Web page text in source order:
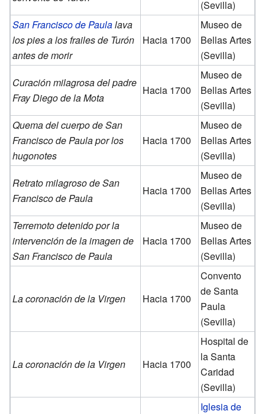
(Sevilla)
San Francisco de Paulalava
los pies a los frailes de Turón
antes de morir
Hacia 1700
Museo de
Bellas Artes
(Sevilla)
Curación milagrosa del padre
Fray Diego de la Mota
Hacia 1700
Museo de
Bellas Artes
(Sevilla)
Quema del cuerpo de San
Francisco de Paula por los
hugonotes
Hacia 1700
Museo de
Bellas Artes
(Sevilla)
Retrato milagroso de San
Francisco de Paula
Hacia 1700
Museo de
Bellas Artes
(Sevilla)
Terremoto detenido por la
intervención de la imagen de
San Francisco de Paula
Hacia 1700
Museo de
Bellas Artes
(Sevilla)
La coronación de la Virgen Hacia 1700
Convento
de Santa
Paula
(Sevilla)
La coronación de la Virgen Hacia 1700
Hospital de
la Santa
Caridad
(Sevilla)
Iglesia de